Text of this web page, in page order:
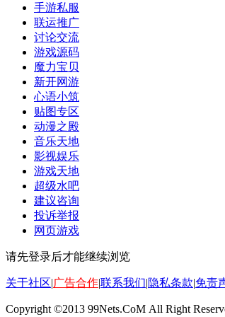
手游私服
联运推广
讨论交流
游戏源码
魔力宝贝
新开网游
心语小筑
贴图专区
动漫之殿
音乐天地
影视娱乐
游戏天地
超级水吧
建议咨询
投诉举报
网页游戏
请先登录后才能继续浏览
关于社区|广告合作|联系我们|隐私条款|免责
Copyright ©2013 99Nets.CoM All Right